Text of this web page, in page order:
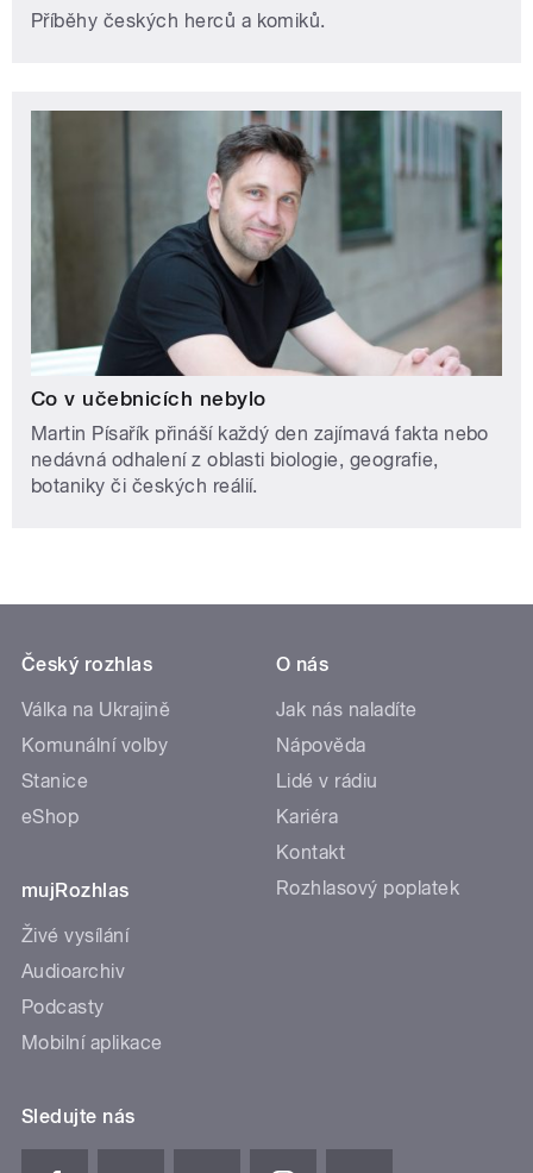
Příběhy českých herců a komiků.
Co v učebnicích nebylo
Martin Písařík přináší každý den zajímavá fakta nebo
nedávná odhalení z oblasti biologie, geografie,
botaniky či českých reálií.
Český rozhlas
Válka na Ukrajině
Komunální volby
Stanice
eShop
mujRozhlas
Živé vysílání
Audioarchiv
Podcasty
Mobilní aplikace
O nás
Jak nás naladíte
Nápověda
Lidé v rádiu
Kariéra
Kontakt
Rozhlasový poplatek
Sledujte nás